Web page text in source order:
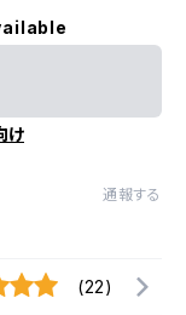
け
通報する
(22)